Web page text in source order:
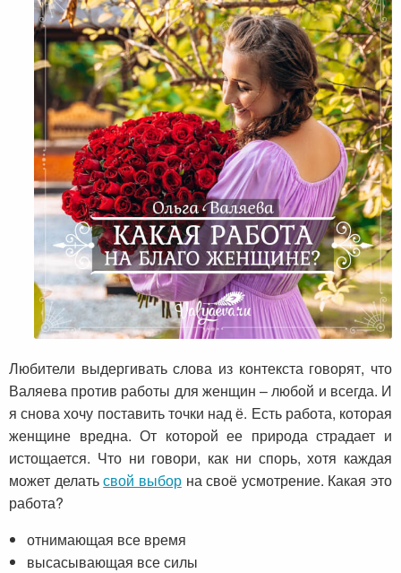
Любители выдергивать слова из контекста говорят, что
Валяева против работы для женщин – любой и всегда. И
я снова хочу поставить точки над ё. Есть работа, которая
женщине вредна. От которой ее природа страдает и
истощается. Что ни говори, как ни спорь, хотя каждая
может делатьсвой выборна своё усмотрение. Какая это
работа?
отнимающая все время
высасывающая все силы